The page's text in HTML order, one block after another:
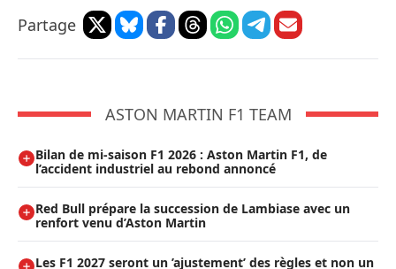
Partage
ASTON MARTIN F1 TEAM
Bilan de mi-saison F1 2026 : Aston Martin F1, de
l’accident industriel au rebond annoncé
Red Bull prépare la succession de Lambiase avec un
renfort venu d’Aston Martin
Les F1 2027 seront un ’ajustement’ des règles et non un